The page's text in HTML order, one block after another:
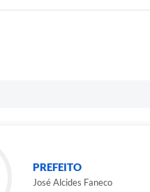
PREFEITO
José Alcides Faneco